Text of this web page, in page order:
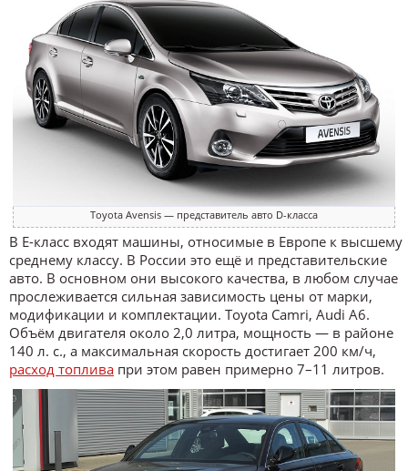
Toyota Avensis — представитель авто D-класса
В E-класс входят машины, относимые в Европе к высшему
среднему классу. В России это ещё и представительские
авто. В основном они высокого качества, в любом случае
прослеживается сильная зависимость цены от марки,
модификации и комплектации. Toyota Camri, Audi A6.
Объём двигателя около 2,0 литра, мощность — в районе
140 л. с., а максимальная скорость достигает 200 км/ч,
расход топлива при этом равен примерно 7–11 литров.